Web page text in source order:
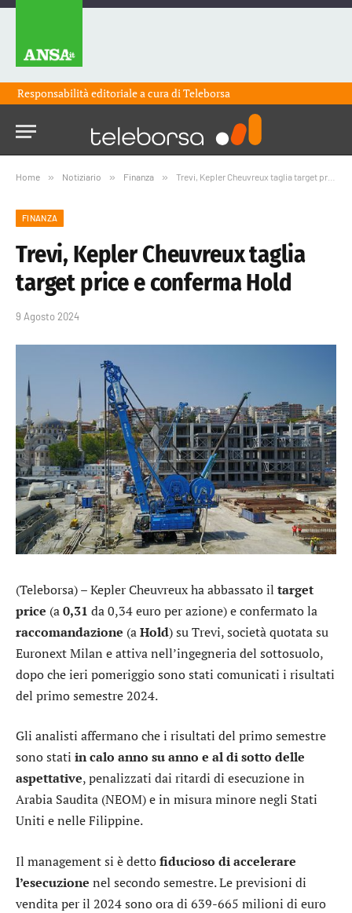
Responsabilità editoriale a cura diTeleborsa
Home » Notiziario » Finanza » Trevi, Kepler Cheuvreux taglia target price e conferma Hold
FINANZA
Trevi, Kepler Cheuvreux taglia
target price e conferma Hold
9 Agosto 2024
(Teleborsa) – Kepler Cheuvreux ha abbassato il target
price (a0,31 da 0,34 euro per azione) e confermato la
raccomandazione (aHold) suTrevi, società quotata su
Euronext Milan e attiva nell’ingegneria del sottosuolo,
dopo che ieri pomeriggio sono stati comunicati i risultati
del primo semestre 2024.
Gli analisti affermano che i risultati del primo semestre
sono stati in calo anno su anno e al di sotto delle
aspettative, penalizzati dai ritardi di esecuzione in
Arabia Saudita (NEOM) e in misura minore negli Stati
Uniti e nelle Filippine.
Il management si è dettofiducioso di accelerare
l’esecuzione nel secondo semestre. Le previsioni di
vendita per il 2024 sono ora di 639-665 milioni di euro